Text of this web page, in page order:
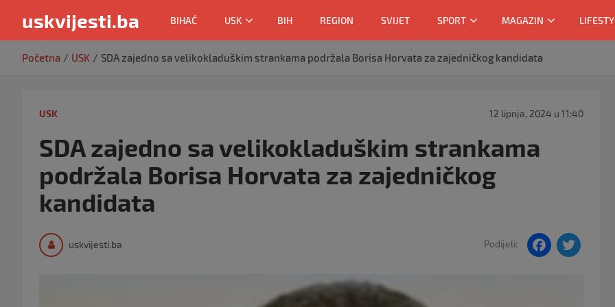
uskvijesti.ba BIHAĆ USK BIH REGION SVIJET SPORT MAGAZIN
Početna USK SDA zajedno sa velikokladuškim strankama podržala Borisa Horvata za zajedničkog kandidata
USK 12 lipnja, 2024 u 11:40
SDA zajedno sa velikokladuškim strankama
podržala Borisa Horvata za zajedničkog
kandidata
uskvijesti.ba Podijeli:
F